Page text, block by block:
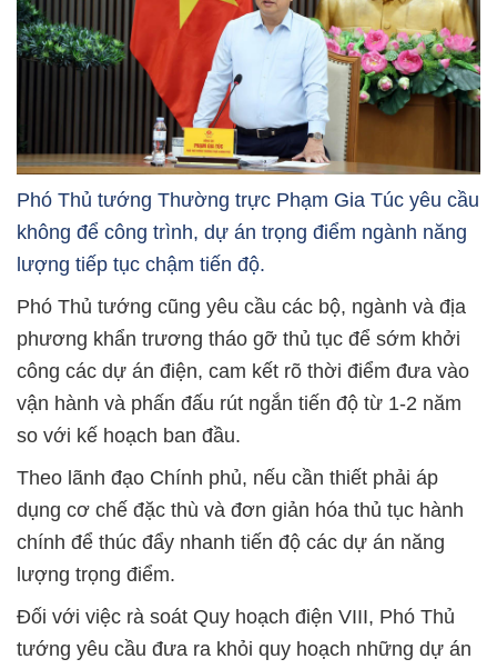
Phó Thủ tướng Thường trực Phạm Gia Túc yêu cầu
không để công trình, dự án trọng điểm ngành năng
lượng tiếp tục chậm tiến độ.
Phó Thủ tướng cũng yêu cầu các bộ, ngành và địa
phương khẩn trương tháo gỡ thủ tục để sớm khởi
công các dự án điện, cam kết rõ thời điểm đưa vào
vận hành và phấn đấu rút ngắn tiến độ từ 1-2 năm
so với kế hoạch ban đầu.
Theo lãnh đạo Chính phủ, nếu cần thiết phải áp
dụng cơ chế đặc thù và đơn giản hóa thủ tục hành
chính để thúc đẩy nhanh tiến độ các dự án năng
lượng trọng điểm.
Đối với việc rà soát Quy hoạch điện VIII, Phó Thủ
tướng yêu cầu đưa ra khỏi quy hoạch những dự án